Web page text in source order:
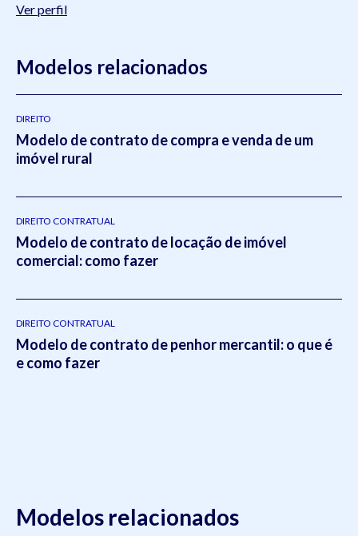
Ver perfil
Modelos relacionados
DIREITO
Modelo de contrato de compra e venda de um
imóvel rural
DIREITO CONTRATUAL
Modelo de contrato de locação de imóvel
comercial: como fazer
DIREITO CONTRATUAL
Modelo de contrato de penhor mercantil: o que é
e como fazer
Modelos relacionados